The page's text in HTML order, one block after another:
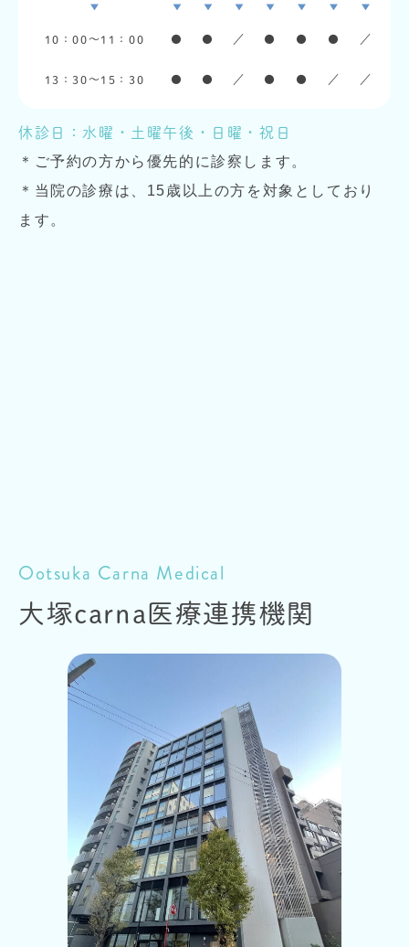
10：00〜11：00 ● ● ／ ● ● ● ／
13：30〜15：30 ● ● ／ ● ● ／ ／
休診日：水曜・土曜午後・日曜・祝日
＊ご予約の方から優先的に診察します。
＊当院の診療は、15歳以上の方を対象としており
ます。
Ootsuka Carna Medical
大塚carna 医療連携機関